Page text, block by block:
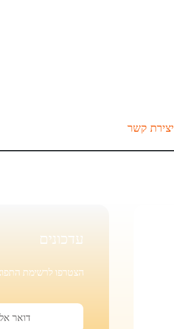
יצירת קשר
עדכונים
הצטרפו לרשימת